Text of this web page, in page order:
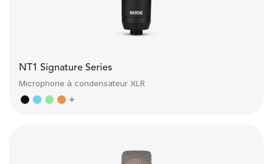
NT1 Signature Series
Microphone à condensateur XLR